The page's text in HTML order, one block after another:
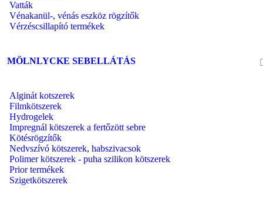
Vatták
Vénakanül-, vénás eszköz rögzítők
Vérzéscsillapító termékek
MÖLNLYCKE SEBELLÁTÁS
Alginát kotszerek
Filmkötszerek
Hydrogelek
Impregnál kötszerek a fertőzött sebre
Kötésrögzítők
Nedvszívó kötszerek, habszivacsok
Polimer kötszerek - puha szilikon kötszerek
Prior termékek
Szigetkötszerek